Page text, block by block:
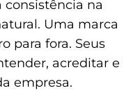
consistência na
Uma marca
para fora. Seus
acreditar e
empresa.